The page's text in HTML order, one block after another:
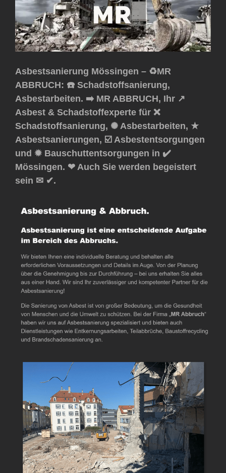
Asbestsanierung Mössingen – ♻️MR
ABBRUCH: ☎️ Schadstoffsanierung,
Asbestarbeiten. ➡️ MR ABBRUCH, Ihr ↗️
Asbest & Schadstoffexperte für ❌
Schadstoffsanierung, ✺ Asbestarbeiten, ★
Asbestsanierungen, ☑️ Asbestentsorgungen
und ✹ Bauschuttentsorgungen in ✔️
Mössingen. ❤ Auch Sie werden begeistert
sein ✉ ✔.